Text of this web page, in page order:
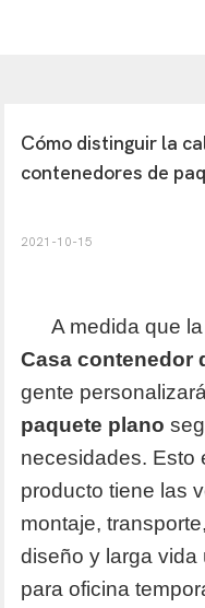
Cómo distinguir la
contenedores de
2021-10-15
A medida que
Casa contenedor
gente
paquete plano
necesidades. Esto
producto tiene las
montaje,
diseño y larga vida
para oficina